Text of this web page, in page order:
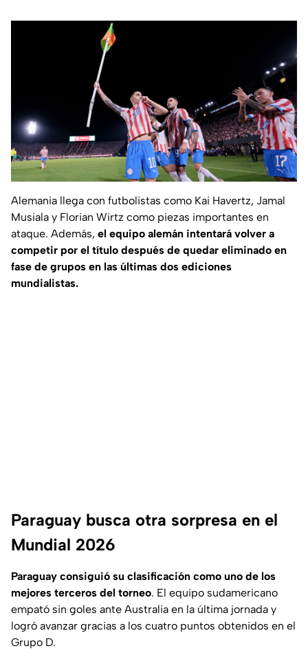
Alemania llega con futbolistas como Kai Havertz, Jamal
Musiala y Florian Wirtz como piezas importantes en
ataque. Además, el equipo alemán intentará volver a
competir por el título después de quedar eliminado en
fase de grupos en las últimas dos ediciones
mundialistas.
Paraguay busca otra sorpresa en el
Mundial 2026
Paraguay consiguió su clasificación como uno de los
mejores terceros del torneo. El equipo sudamericano
empató sin goles ante Australia en la última jornada y
logró avanzar gracias a los cuatro puntos obtenidos en el
Grupo D.